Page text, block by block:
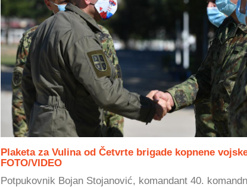
Plaketa za Vulina od Četvrte brigade kopnene
FOTO/VIDEO
Potpukovnik Bojan Stojanović, komandant 40.